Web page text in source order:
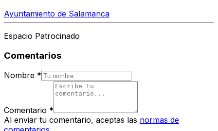
Ayuntamiento de Salamanca
Espacio Patrocinado
Comentarios
Nombre *
Comentario *
Al enviar tu comentario, aceptas las normas de